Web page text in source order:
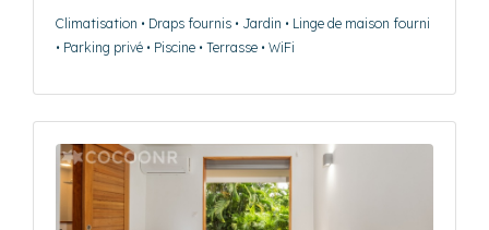
Climatisation • Draps fournis • Jardin • Linge de maison fourni
• Parking privé • Piscine • Terrasse • WiFi